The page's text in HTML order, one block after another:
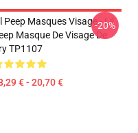
Peep Masques Visage - Lil
Masque De Visage De
TP1107
€ - 20,70 €
-20%